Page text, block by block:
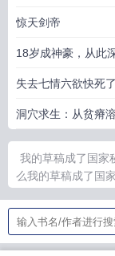
惊天剑帝
18岁成神豪，从此
失去七情六欲快死
洞穴求生：从贫瘠
我的草稿成了国家
么我的草稿成了国
国将餐饮大做强
相顾无言
被觊觎
和秦艽一起吃会怎